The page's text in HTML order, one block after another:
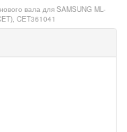
вала для SAMSUNG ML-
CET361041